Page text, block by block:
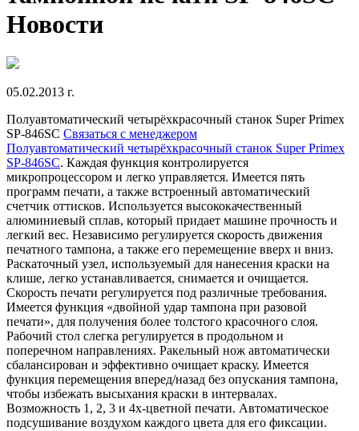
Новости
05.02.2013 г.
Полуавтоматический четырёхкрасочный станок Super Primex
SP-846SC Связаться с менеджером
Полуавтоматический четырёхкрасочный станок Super Primex
SP-846SC. Каждая функция контролируется
микропроцессором и легко управляется. Имеется пять
программ печати, а также встроенный автоматический
счетчик оттисков. Используется высококачественный
алюминиевый сплав, который придает машине прочность и
легкий вес. Независимо регулируется скорость движения
печатного тампона, а также его перемещение вверх и вниз.
Раскаточный узел, используемый для нанесения краски на
клише, легко устанавливается, снимается и очищается.
Скорость печати регулируется под различные требования.
Имеется функция «двойной удар тампона при разовой
печати», для получения более толстого красочного слоя.
Рабочий стол слегка регулируется в продольном и
поперечном направлениях. Ракельный нож автоматически
сбалансирован и эффективно очищает краску. Имеется
функция перемещения вперед/назад без опускания тампона,
чтобы избежать высыхания краски в интервалах.
Возможность 1, 2, 3 и 4х-цветной печати. Автоматическое
подсушивание воздухом каждого цвета для его фиксации.